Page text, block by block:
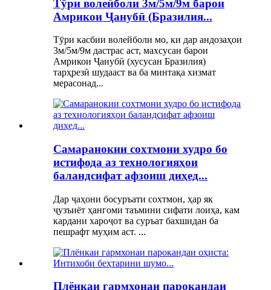
Тӯри волейболи 3м/5м/9м барои
Амрикои Ҷанубӣ (Бразилия...
Тӯри касбии волейболи мо, ки дар андозаҳои
3м/5м/9м дастрас аст, махсусан барои
Амрикои Ҷанубӣ (хусусан Бразилия)
тарҳрезӣ шудааст ва ба минтақа хизмат
мерасонад...
Самаранокии сохтмони худро бо
истифода аз технологияҳои
баландсифат афзоиш диҳед...
Дар ҷаҳони босуръати сохтмон, ҳар як
ҷузъиёт ҳангоми таъмини сифати лоиҳа, кам
кардани хароҷот ва суръат бахшидан ба
пешрафт муҳим аст. ...
Плёнкаи гармхонаи парокандаи